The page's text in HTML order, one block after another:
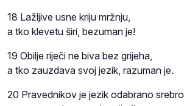
18 Lažljive usne kriju mržnju,
a tko klevetu širi, bezuman je!
19 Obilje riječi ne biva bez grijeha,
a tko zauzdava svoj jezik, razuman je.
20 Pravednikov je jezik odabrano srebro,